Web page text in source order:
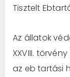
Tisztelt
Az állatok
XXVIII.
az ebtartási